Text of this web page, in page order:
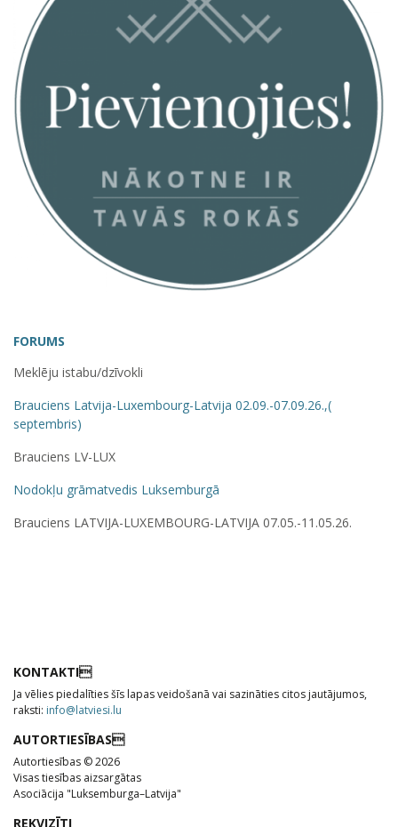
FORUMS
Meklēju istabu/dzīvokli
Brauciens Latvija-Luxembourg-Latvija 02.09.-07.09.26.,(
septembris)
Brauciens LV-LUX
Nodokļu grāmatvedis Luksemburgā
Brauciens LATVIJA-LUXEMBOURG-LATVIJA 07.05.-11.05.26.
KONTAKTI
Ja vēlies piedalīties šīs lapas veidošanā vai sazināties citos jautājumos,
raksti: info@latviesi.lu
AUTORTIESĪBAS
Autortiesības © 2026
Visas tiesības aizsargātas
Asociācija "Luksemburga–Latvija"
REKVIZĪTI